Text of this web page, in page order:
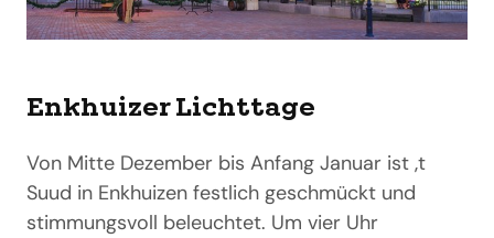
Enkhuizer Lichttage
Von Mitte Dezember bis Anfang Januar ist ‚t
Suud in Enkhuizen festlich geschmückt und
stimmungsvoll beleuchtet. Um vier Uhr